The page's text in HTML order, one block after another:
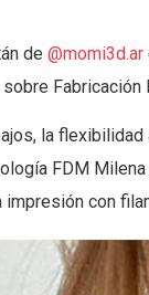
de @momi3d.ar
sobre
la
FDM
impresión con